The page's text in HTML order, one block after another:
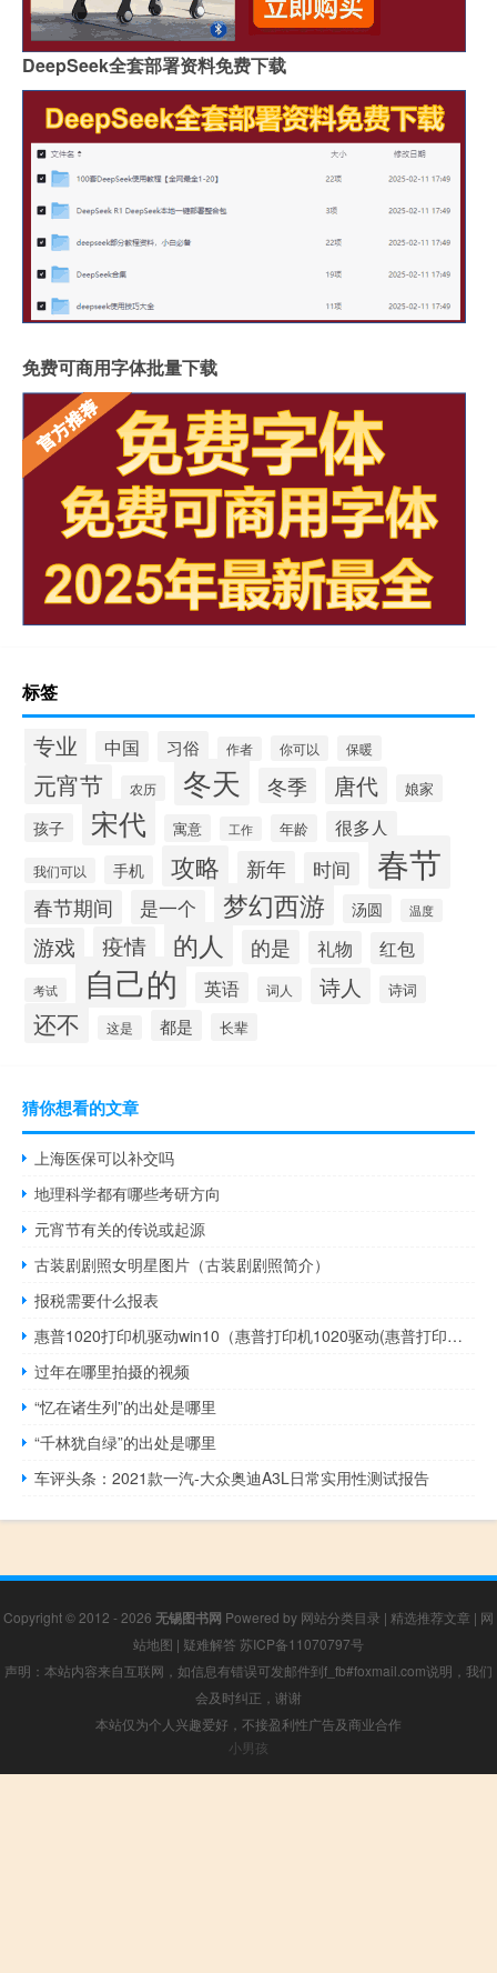
DeepSeek全套部署资料免费下载
免费可商用字体批量下载
标签
专业 中国 习俗 作者 你可以 保暖
元宵节 农历 冬天 冬季 唐代 娘家
孩子 宋代 寓意 工作 年龄 很多人
我们可以 手机 攻略 新年 时间 春节
春节期间 是一个 梦幻西游 汤圆 温度
游戏 疫情 的人 的是 礼物 红包
考试 自己的 英语 词人 诗人 诗词
还不 这是 都是 长辈
猜你想看的文章
上海医保可以补交吗
地理科学都有哪些考研方向
元宵节有关的传说或起源
古装剧剧照女明星图片（古装剧剧照简介）
报税需要什么报表
惠普1020打印机驱动win10（惠普打印机1020驱动(惠普打印机1020驱动程序)）
过年在哪里拍摄的视频
“忆在诸生列”的出处是哪里
“千林犹自绿”的出处是哪里
车评头条：2021款一汽-大众奥迪A3L日常实用性测试报告
Copyright © 2012 - 2026 无锡图书网 Powered by 网站分类目录 | 精选推荐文章 | 网
站地图 | 疑难解答 苏ICP备11070797号
声明：本站内容来自互联网，如信息有错误可发邮件到f_fb#foxmail.com说明，我们
会及时纠正，谢谢
本站仅为个人兴趣爱好，不接盈利性广告及商业合作
小男孩